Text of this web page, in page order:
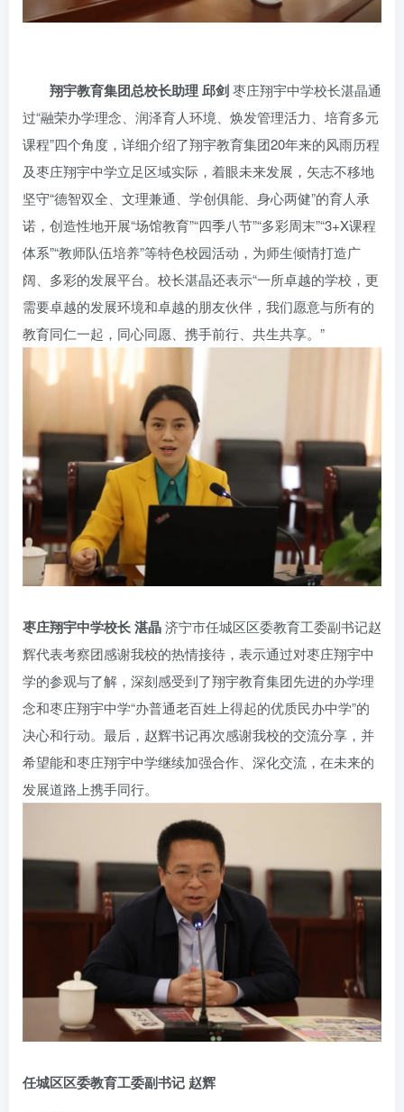
翔宇教育集团总校长助理 邱剑枣庄翔宇中学校长湛晶通
过“融荣办学理念、润泽育人环境、焕发管理活力、培育多元
课程”四个角度，详细介绍了翔宇教育集团20年来的风雨历程
及枣庄翔宇中学立足区域实际，着眼未来发展，矢志不移地
坚守“德智双全、文理兼通、学创俱能、身心两健”的育人承
诺，创造性地开展“场馆教育”“四季八节”“多彩周末”“3+X课程
体系”“教师队伍培养”等特色校园活动，为师生倾情打造广
阔、多彩的发展平台。校长湛晶还表示“一所卓越的学校，更
需要卓越的发展环境和卓越的朋友伙伴，我们愿意与所有的
教育同仁一起，同心同愿、携手前行、共生共享。”
枣庄翔宇中学校长 湛晶济宁市任城区区委教育工委副书记赵
辉代表考察团感谢我校的热情接待，表示通过对枣庄翔宇中
学的参观与了解，深刻感受到了翔宇教育集团先进的办学理
念和枣庄翔宇中学“办普通老百姓上得起的优质民办中学”的
决心和行动。最后，赵辉书记再次感谢我校的交流分享，并
希望能和枣庄翔宇中学继续加强合作、深化交流，在未来的
发展道路上携手同行。
任城区区委教育工委副书记 赵辉